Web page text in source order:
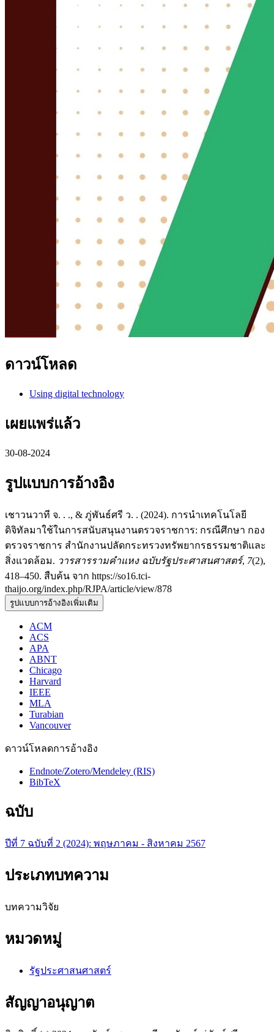
ดาวน์โหลด
Using digital technology
เผยแพร่แล้ว
30-08-2024
รูปแบบการอ้างอิง
เชาวนวาที จ. . ., & ภู่พันธ์ศรี ว. . (2024). การนำเทคโนโลยี
ดิจิทัลมาใช้ในการสนับสนุนงานตรวจราชการ: กรณีศึกษา กอง
ตรวจราชการ สำนักงานปลัดกระทรวงทรัพยากรธรรมชาติและ
สิ่งแวดล้อม. วารสารรามคำแหง ฉบับรัฐประศาสนศาสตร์, 7(2),
418–450. สืบค้น จาก https://so16.tci-
thaijo.org/index.php/RJPA/article/view/878
รูปแบบการอ้างอิงเพิ่มเติม
ACM
ACS
APA
ABNT
Chicago
Harvard
IEEE
MLA
Turabian
Vancouver
ดาวน์โหลดการอ้างอิง
Endnote/Zotero/Mendeley (RIS)
BibTeX
ฉบับ
ปีที่ 7 ฉบับที่ 2 (2024): พฤษภาคม - สิงหาคม 2567
ประเภทบทความ
บทความวิจัย
หมวดหมู่
รัฐประศาสนศาสตร์
สัญญาอนุญาต